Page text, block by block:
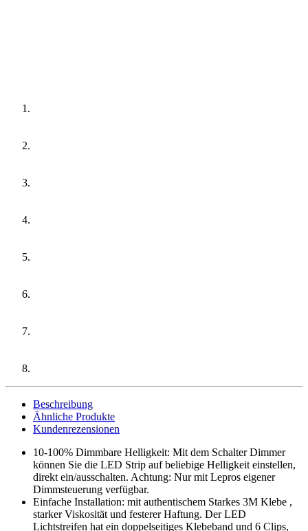
Beschreibung
Ähnliche Produkte
Kundenrezensionen
10-100% Dimmbare Helligkeit: Mit dem Schalter Dimmer
können Sie die LED Strip auf beliebige Helligkeit einstellen,
direkt ein/ausschalten. Achtung: Nur mit Lepros eigener
Dimmsteuerung verfügbar.
Einfache Installation: mit authentischem Starkes 3M Klebe ,
starker Viskosität und festerer Haftung. Der LED
Lichtstreifen hat ein doppelseitiges Klebeband und 6 Clips,